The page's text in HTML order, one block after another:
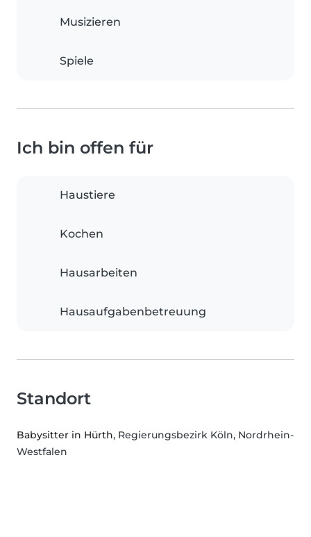
Musizieren
Spiele
Ich bin offen für
Haustiere
Kochen
Hausarbeiten
Hausaufgabenbetreuung
Standort
Babysitter in Hürth, Regierungsbezirk Köln, Nordrhein-
Westfalen